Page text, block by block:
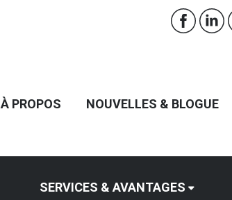
À PROPOS NOUVELLES & BLOGUE
SERVICES & AVANTAGES